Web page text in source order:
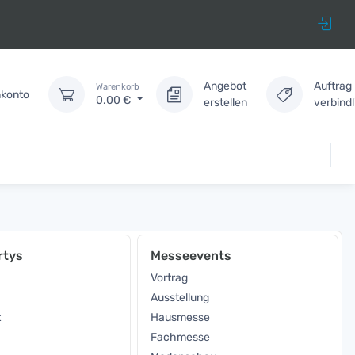
Warenkorb
0.00 €
Angebot
erstellen
Auftrag
Messeevents
Vortrag
Ausstellung
Hausmesse
Fachmesse